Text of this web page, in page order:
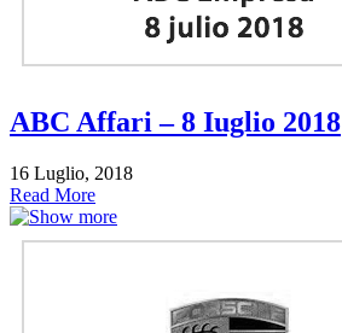
ABC Affari – 8 Iuglio 2018
16 Luglio, 2018
Read More